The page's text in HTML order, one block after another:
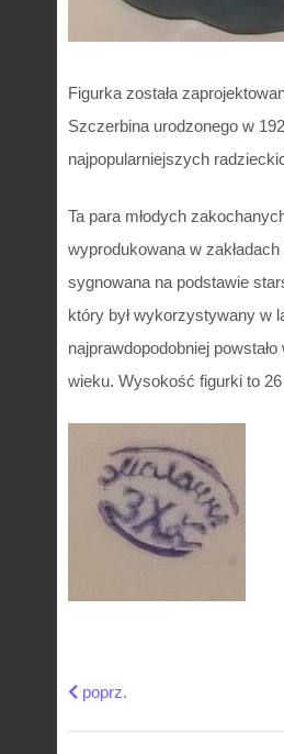
Figurka została
Szczerbina urodzonego w
najpopularniejszych
Ta para młodych
wyprodukowana w zakładach
sygnowana na podstawie
który był wykorzystywany w
najprawdopodobniej
wieku. Wysokość figurki to
Previous article: Radziecka
poprz.